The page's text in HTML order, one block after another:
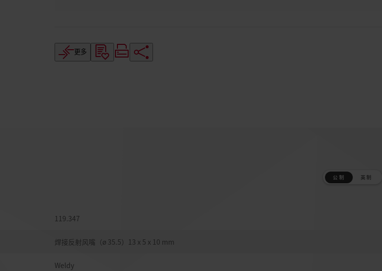
更多
公制 英制
119.347
焊接反射风嘴（ø 35.5）13 x 5 x 10 mm
Weldy